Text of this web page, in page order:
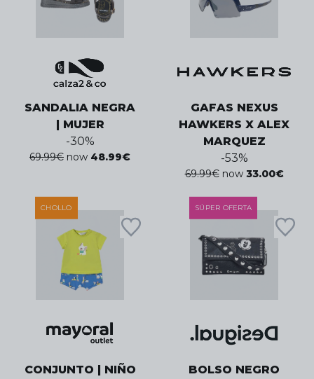
SANDALIA NEGRA
| MUJER
-30%
69.99€ now 48.99€
GAFAS NEXUS
HAWKERS X ALEX
MARQUEZ
-53%
69.99€ now 33.00€
CHOLLO
CONJUNTO | NIÑO
SÚPER OFERTA
BOLSO NEGRO